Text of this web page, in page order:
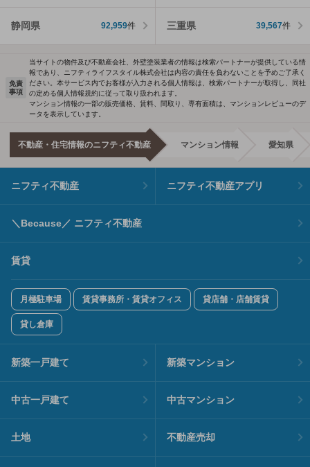
静岡県 92,959件 三重県 39,567件
免責
事項
当サイトの物件及び不動産会社、外壁塗装業者の情報は検索パートナーが提供している情
報であり、ニフティライフスタイル株式会社は内容の責任を負わないことを予めご了承く
ださい。本サービス内でお客様が入力される個人情報は、検索パートナーが取得し、同社
の定める個人情報規約に従って取り扱われます。
マンション情報の一部の販売価格、賃料、間取り、専有面積は、マンションレビューのデ
ータを表示しています。
不動産・住宅情報のニフティ不動産 マンション情報 愛知県
ニフティ不動産 ニフティ不動産アプリ
＼Because／ ニフティ不動産
賃貸
月極駐車場 賃貸事務所・賃貸オフィス 貸店舗・店舗賃貸
貸し倉庫
新築一戸建て 新築マンション
中古一戸建て 中古マンション
土地 不動産売却